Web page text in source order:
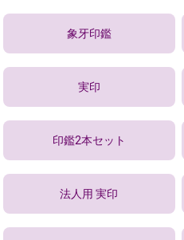
象牙印鑑
実印
印鑑2本セット
法人用 実印